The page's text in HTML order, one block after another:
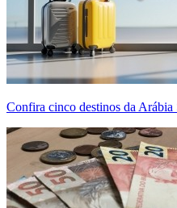
Confira cinco destinos da